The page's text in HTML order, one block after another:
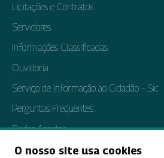
Licitações e Contratos
Servidores
Informações Classificadas
Ouvidoria
Serviço de Informação ao Cidadão – Sic
Perguntas Frequentes
Dados Abertos
Tratamento de Dados Pessoais
O nosso site usa cookies